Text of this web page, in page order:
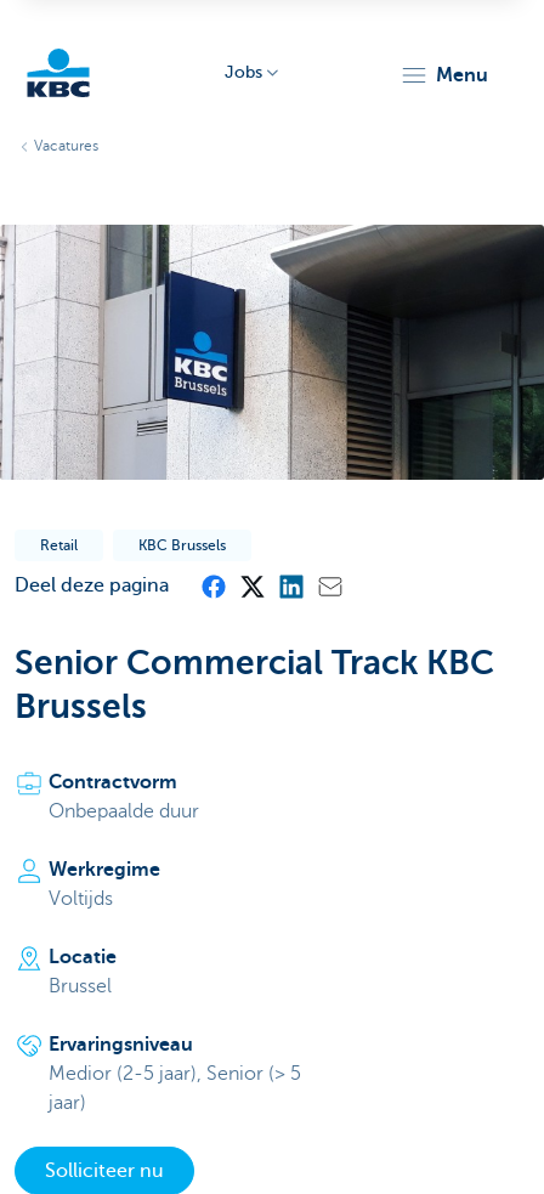
Particulieren
Jobs menu
Vacatures
Retail KBC Brussels
Deel deze pagina
Senior Commercial Track KBC
Brussels
Contractvorm
Onbepaalde duur
Werkregime
Voltijds
Locatie
Brussel
Ervaringsniveau
Medior (2-5 jaar), Senior (> 5
jaar)
Solliciteer nu